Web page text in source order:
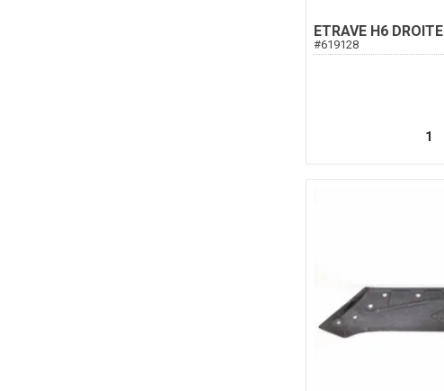
ETRAVE H6 DROITE
#619128